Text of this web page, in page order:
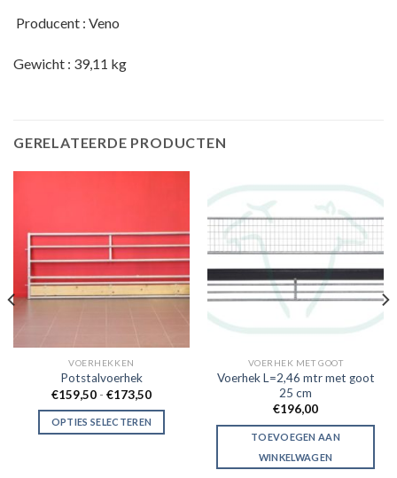
Producent : Veno
Gewicht : 39,11 kg
GERELATEERDE PRODUCTEN
VOERHEKKEN
Potstalvoerhek
€159,50 - €173,50Prijsklasse:
tot
OPTIES SELECTEREN
VOERHEK MET GOOT
Voerhek L=2,46 mtr met goot
25 cm
€196,00
TOEVOEGEN AAN
WINKELWAGEN